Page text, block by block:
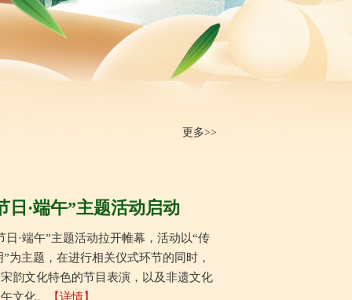
更多>>
日·端午”主题活动启动
日·端午”主题活动拉开帷幕，活动以“传
为主题，在进行相关仪式环节的同时，
韵文化特色的节目表演，以及非遗文化
文化。
【详情】